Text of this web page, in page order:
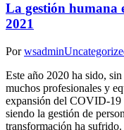
La gestión humana
2021
Por wsadmin
Este año 2020 ha sido,
muchos profesionales y
expansión del COVID-19
siendo la gestión de
transformación ha